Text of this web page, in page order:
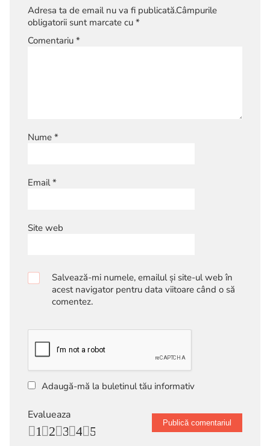
Adresa ta de email nu va fi publicată.Câmpurile
obligatorii sunt marcate cu *
Comentariu *
Nume *
Email*
Site web
Salvează-mi numele, emailul și site-ul web în
acest navigator pentru data viitoare când o să
comentez.
Adaugă-mă la buletinul tău informativ
Evalueaza
5
4
3
2
1